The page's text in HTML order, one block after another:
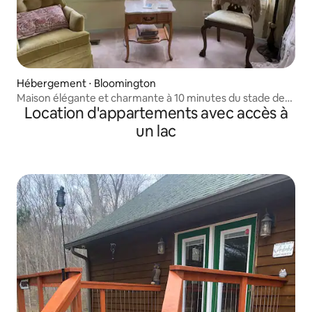
Hébergement ⋅ Bloomington
Maison élégante et charmante à 10 minutes du stade de
l'IU !
Location d'appartements avec accès à
un lac